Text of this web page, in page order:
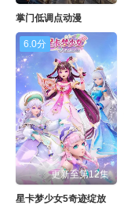
掌门低调点动漫
6.0分
更新至第12集
星卡梦少女5奇迹绽放